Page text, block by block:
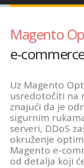
Magento
e-
Uz Magento
usredotočiti na
znajući da je
sigurnim
serveri, DDoS
okruženje
Magento e-
od detalja koji